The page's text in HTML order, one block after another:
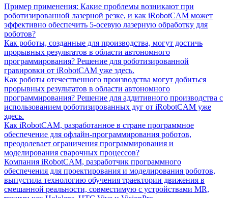
Пример применения: Какие проблемы возникают при
роботизированной лазерной резке, и как iRobotCAM может
эффективно обеспечить 5-осевую лазерную обработку для
роботов?
Как роботы, созданные для производства, могут достичь
прорывных результатов в области автономного
программирования? Решение для роботизированной
гравировки от iRobotCAM уже здесь.
Как роботы отечественного производства могут добиться
прорывных результатов в области автономного
программирования? Решение для аддитивного производства с
использованием роботизированных дуг от iRobotCAM уже
здесь.
Как iRobotCAM, разработанное в стране программное
обеспечение для офлайн-программирования роботов,
преодолевает ограничения программирования и
моделирования сварочных процессов?
Компания iRobotCAM, разработчик программного
обеспечения для проектирования и моделирования роботов,
выпустила технологию обучения траектории движения в
смешанной реальности, совместимую с устройствами MR,